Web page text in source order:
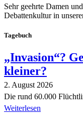
Sehr geehrte Damen
Debattenkultur in
Tagebuch
„Invasion“?
kleiner?
2. August 2026
Die rund 60.000
Weiterlesen